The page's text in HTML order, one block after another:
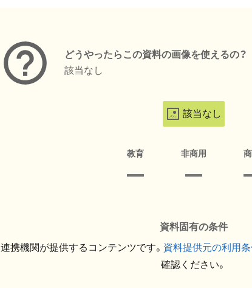
どうやったらこの資料の画像を使えるの？
該当なし
該当なし
教育 非商用
資料固有の条件
連携機関が提供するコンテンツです。 資料提供元の利用
確認ください。